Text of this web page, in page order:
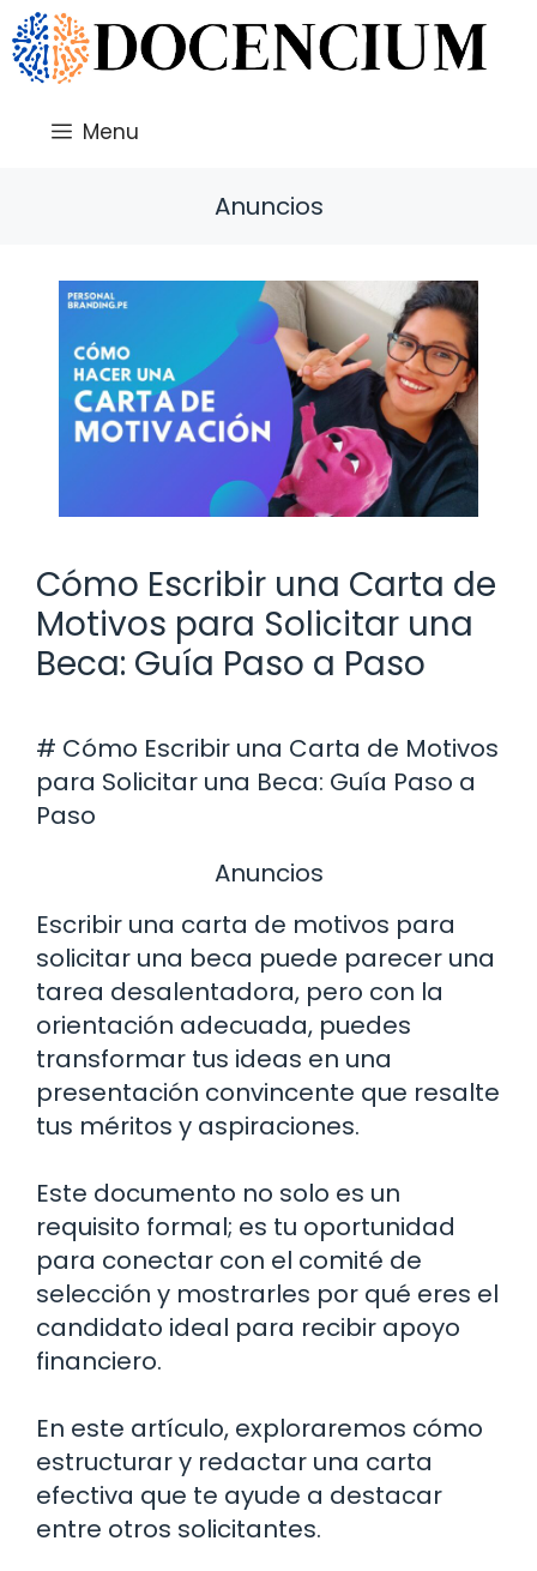
Saltar
al
contenido
Menu
Anuncios
Cómo Escribir una Carta de
Motivos para Solicitar una
Beca: Guía Paso a Paso
# Cómo Escribir una Carta de Motivos
para Solicitar una Beca: Guía Paso a
Paso
Anuncios
Escribir una carta de motivos para
solicitar una beca puede parecer una
tarea desalentadora, pero con la
orientación adecuada, puedes
transformar tus ideas en una
presentación convincente que resalte
tus méritos y aspiraciones.
Este documento no solo es un
requisito formal; es tu oportunidad
para conectar con el comité de
selección y mostrarles por qué eres el
candidato ideal para recibir apoyo
financiero.
En este artículo, exploraremos cómo
estructurar y redactar una carta
efectiva que te ayude a destacar
entre otros solicitantes.